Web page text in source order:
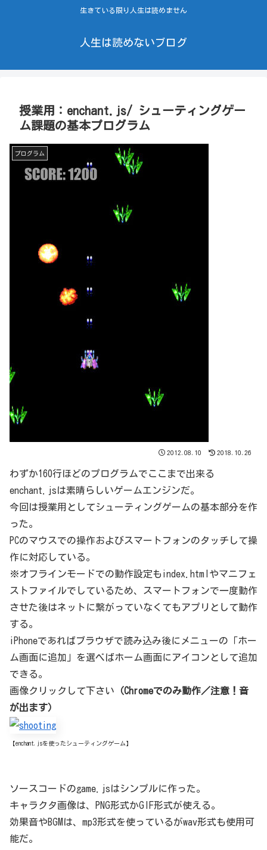
生きている限り人生は読めません
人生は読めないブログ
授業用：enchant.js/ シューティングゲー
ム課題の基本プログラム
プログラム
2012.08.10 2018.10.26
わずか160行ほどのプログラムでここまで出来る
enchant.jsは素晴らしいゲームエンジンだ。
今回は授業用としてシューティングゲームの基本部分を作
った。
PCのマウスでの操作およびスマートフォンのタッチして操
作に対応している。
※オフラインモードでの動作設定もindex.htmlやマニフェ
ストファイルでしているため、スマートフォンで一度動作
させた後はネットに繋がっていなくてもアプリとして動作
する。
iPhoneであればブラウザで読み込み後にメニューの「ホー
ム画面に追加」を選べばホーム画面にアイコンとして追加
できる。
画像クリックして下さい （Chromeでのみ動作／注意！音
が出ます）
【enchant.jsを使ったシューティングゲーム】
ソースコードのgame.jsはシンプルに作った。
キャラクタ画像は、PNG形式かGIF形式が使える。
効果音やBGMは、mp3形式を使っているがwav形式も使用可
能だ。